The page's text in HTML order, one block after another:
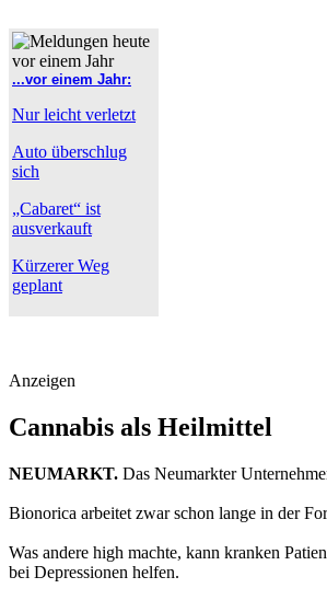
...vor einem Jahr:
Nur leicht verletzt
Auto überschlug
sich
„Cabaret“ ist
ausverkauft
Kürzerer Weg
geplant
Anzeigen
Cannabis als Heilmittel
NEUMARKT. Das Neumarkter
Bionorica arbeitet zwar schon lange in der
Was andere high machte, kann kranken
bei Depressionen helfen.